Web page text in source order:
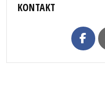
KONTAKT